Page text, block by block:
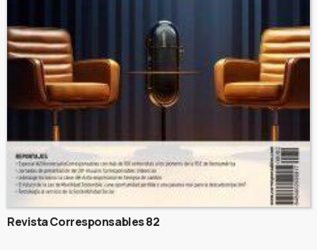
Revista Corresponsables 82